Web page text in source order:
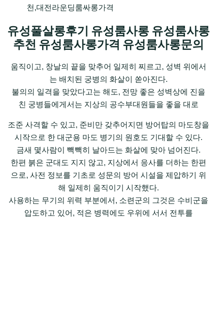
천,대전라운딩룸싸롱가격
유성풀살롱후기 유성룸사롱 유성룸사롱
추천 유성룸사롱가격 유성룸사롱문의
움직이고, 창날의 끝을 맞추어 일제히 찌르고, 성벽 위에서
는 배치된 궁병의 화살이 쏟아진다.
불의의 일격을 맞았다고는 해도, 전망 좋은 성벽상에 진을
친 궁병들에게서는 지상의 공수부대원들을 좋을 대로
조준 사격할 수 있고, 준비만 갖추어지면 방어탑의 마도창을
시작으로 한 대군용 마도 병기의 원호도 기대할 수 있다.
금새 몇사람이 빽빽히 날아드는 화살에 맞아 넘어진다.
한편 붉은 군대도 지지 않고, 지상에서 응사를 더하는 한편
으로, 사전 정보를 기초로 성문의 방어 시설을 제압하기 위
해 일제히 움직이기 시작했다.
사용하는 무기의 위력 부분에서, 소련군의 그것은 수비군을
압도하고 있어, 적은 병력에도 우위에 서서 전투를